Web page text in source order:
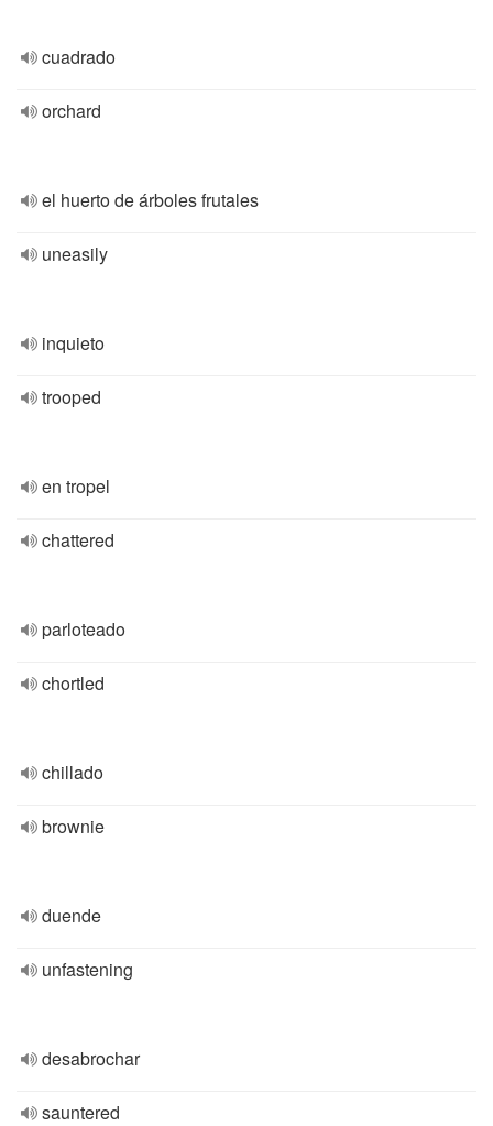
cuadrado
orchard
el huerto de árboles frutales
uneasily
inquieto
trooped
en tropel
chattered
parloteado
chortled
chillado
brownie
duende
unfastening
desabrochar
sauntered